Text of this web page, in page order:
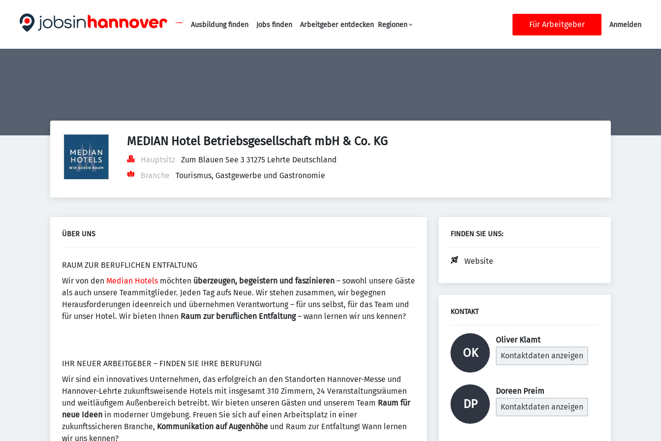
Haupt-Navigation
Ausbildung finden Jobs finden Arbeitgeber entdecken Regionen Für Arbeitgeber Anmelden
MEDIAN Hotel Betriebsgesellschaft mbH & Co. KG
Hauptsitz
Zum Blauen See 3 31275 Lehrte Deutschland
Branche
Tourismus, Gastgewerbe und Gastronomie
ÜBER UNS
RAUM ZUR BERUFLICHEN ENTFALTUNG
Wir von den Median Hotels möchten überzeugen, begeistern und faszinieren – sowohl unsere Gäste
als auch unsere Teammitglieder. Jeden Tag aufs Neue. Wir stehen zusammen, wir begegnen
Herausforderungen ideenreich und übernehmen Verantwortung – für uns selbst, für das Team und
für unser Hotel. Wir bieten Ihnen Raum zur beruflichen Entfaltung– wann lernen wir uns kennen?
IHR NEUER ARBEITGEBER – FINDEN SIE IHRE BERUFUNG!
Wir sind ein innovatives Unternehmen, das erfolgreich an den Standorten Hannover-Messe und
Hannover-Lehrte zukunftsweisende Hotels mit insgesamt 310 Zimmern, 24 Veranstaltungsräumen
und weitläufigem Außenbereich betreibt. Wir bieten unseren Gästen und unserem Team Raum für
neue Ideen in moderner Umgebung. Freuen Sie sich auf einen Arbeitsplatz in einer
zukunftssicheren Branche, Kommunikation auf Augenhöhe und Raum zur Entfaltung! Wann lernen
wir uns kennen?
FINDEN SIE UNS:
Website
KONTAKT
OK
Oliver Klamt
Kontaktdaten anzeigen
DP
Doreen Preim
Kontaktdaten anzeigen